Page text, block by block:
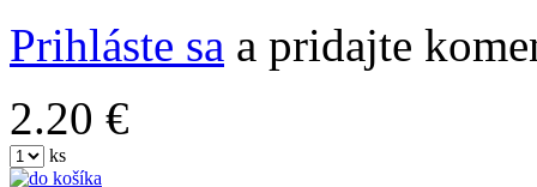
Prihláste sa a pridajte
2.20 €
ks